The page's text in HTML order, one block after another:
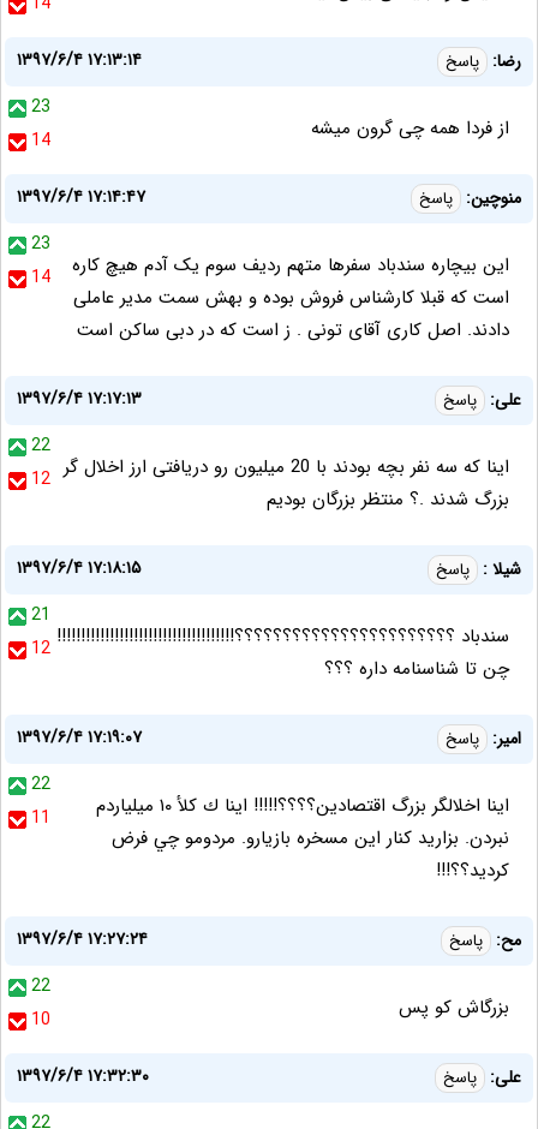
رضا: پاسخ
۱۳۹۷/۶/۴ ۱۷:۱۳:۱۴
23
14
از فردا همه چی گرون میشه
منوچین: پاسخ
۱۳۹۷/۶/۴ ۱۷:۱۴:۴۷
23
14
این بیچاره سندباد سفرها متهم ردیف سوم یک آدم هیچ کاره
است که قبلا کارشناس فروش بوده و بهش سمت مدیر عاملی
دادند. اصل کاری آقای تونی . ز است که در دبی ساکن است
علی: پاسخ
۱۳۹۷/۶/۴ ۱۷:۱۷:۱۳
22
12 اینا که سه نفر بچه بودند با 20 میلیون رو دریافتی ارز اخلال گر
بزرگ شدند .؟ منتظر بزرگان بودیم
شیلا : پاسخ
۱۳۹۷/۶/۴ ۱۷:۱۸:۱۵
21
12 سندباد ؟؟؟؟؟؟؟؟؟؟؟؟؟؟؟؟؟؟؟؟؟؟؟!!!!!!!!!!!!!!!!!!!!!!!!!!!!!!!!!!!!!
چن تا شناسنامه داره ؟؟؟
امير: پاسخ
۱۳۹۷/۶/۴ ۱۷:۱۹:۰۷
22
11
اينا اخلالگر بزرگ اقتصادين؟؟؟؟!!!!! اينا ك كلأ ١٠ ميلياردم
نبردن. بزاريد كنار اين مسخره بازيارو. مردومو چي فرض
كرديد؟؟!!!
مح: پاسخ
۱۳۹۷/۶/۴ ۱۷:۲۷:۲۴
22
10
بزرگاش کو پس
علی: پاسخ
۱۳۹۷/۶/۴ ۱۷:۳۲:۳۰
22